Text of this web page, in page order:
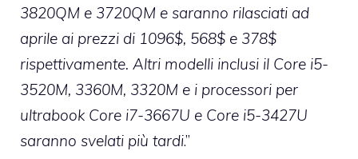
3820QM e 3720QM e saranno rilasciati ad
aprile ai prezzi di 1096$, 568$ e 378$
rispettivamente. Altri modelli inclusi il Core i5-
3520M, 3360M, 3320M e i processori per
ultrabook Core i7-3667U e Core i5-3427U
saranno svelati più tardi.”